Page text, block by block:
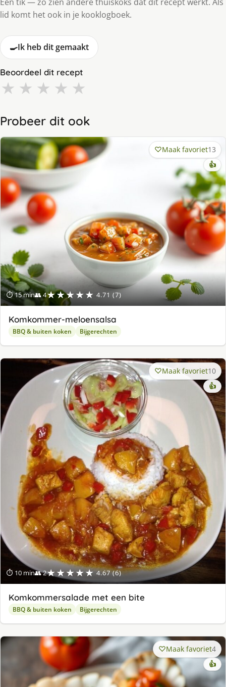
lid komt het ook in je kooklogboek.
🍳Ik heb dit gemaakt
Beoordeel dit recept
★ ★ ★ ★ ★
Probeer dit ook
⏱ 15 min👥 4★★★★★ 4.71 (7)
Maak favoriet13
👍
Komkommer-meloensalsa
BBQ & buiten koken Bijgerechten
⏱ 10 min👥 2★★★★★ 4.67 (6)
Maak favoriet10
👍
Komkommersalade met een bite
BBQ & buiten koken Bijgerechten
Maak favoriet4
👍